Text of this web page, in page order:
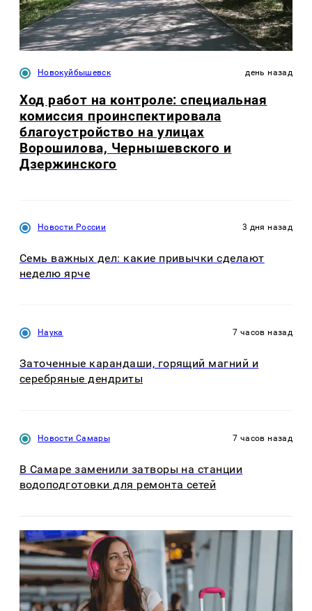
Новокуйбышевск день назад
Ход работ на контроле: специальная
комиссия проинспектировала
благоустройство на улицах
Ворошилова, Чернышевского и
Дзержинского
Новости России 3 дня назад
Семь важных дел: какие привычки сделают
неделю ярче
Наука 7 часов назад
Заточенные карандаши, горящий магний и
серебряные дендриты
Новости Самары 7 часов назад
В Самаре заменили затворы на станции
водоподготовки для ремонта сетей